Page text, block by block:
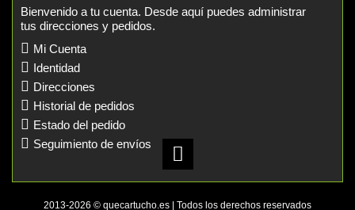
Bienvenido a tu cuenta. Desde aquí puedes administrar
tus direcciones y pedidos.
Mi Cuenta
Identidad
Direcciones
Historial de pedidos
Estado del pedido
Seguimiento de envíos
2013-2026 © quecartucho.es | Todos los derechos reservados